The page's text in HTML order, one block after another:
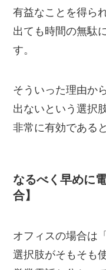
有益なことを得ら
出ても時間の無駄
す。
そういった理由か
出ないという選択
非常に有効である
なるべく早めに
合】
オフィスの場合は
選択肢がそもそも